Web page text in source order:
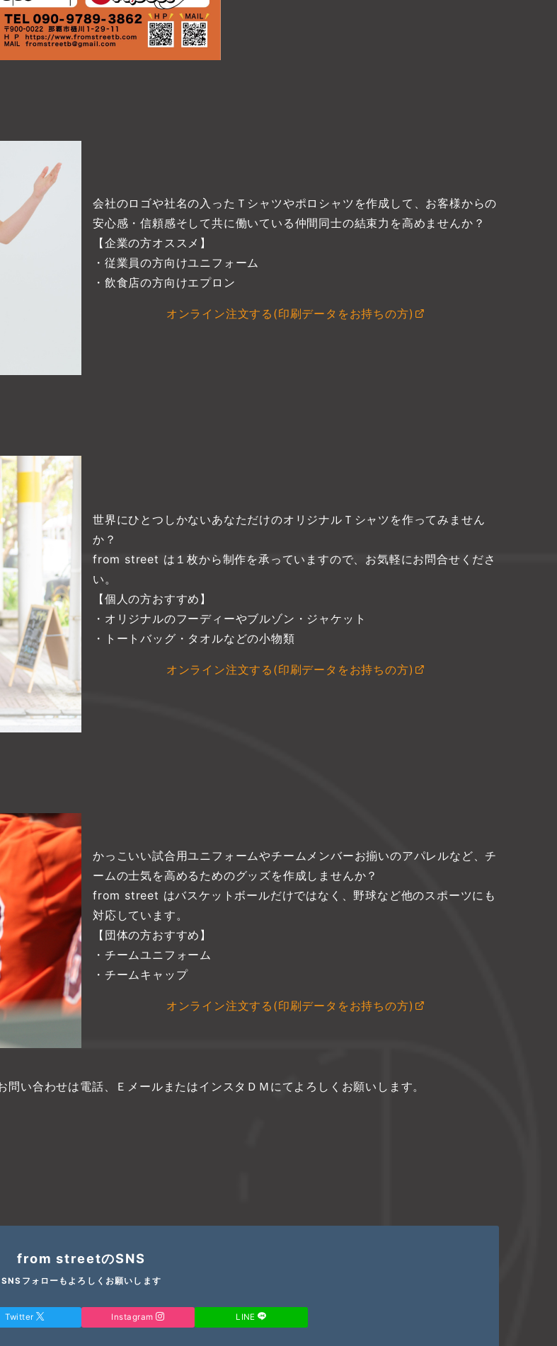
会社のロゴや社名の入ったＴシャツやポロシャツを作成して、お客様からの
安心感・信頼感そして共に働いている仲間同士の結束力を高めませんか？
【企業の方オススメ】
・従業員の方向けユニフォーム
・飲食店の方向けエプロン
オンライン注文する(印刷データをお持ちの方)
世界にひとつしかないあなただけのオリジナルＴシャツを作ってみません
か？
from street は１枚から制作を承っていますので、お気軽にお問合せくださ
い。
【個人の方おすすめ】
・オリジナルのフーディーやブルゾン・ジャケット
・トートバッグ・タオルなどの小物類
オンライン注文する(印刷データをお持ちの方)
かっこいい試合用ユニフォームやチームメンバーお揃いのアパレルなど、チ
ームの士気を高めるためのグッズを作成しませんか？
from street はバスケットボールだけではなく、野球など他のスポーツにも
対応しています。
【団体の方おすすめ】
・チームユニフォーム
・チームキャップ
オンライン注文する(印刷データをお持ちの方)
い合わせは電話、ＥメールまたはインスタＤＭにてよろしくお願いします。
from streetのSNS
SNSフォローもよろしくお願いします
Twitter Instagram LINE